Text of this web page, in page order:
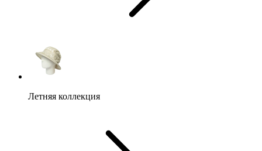
Летняя коллекция